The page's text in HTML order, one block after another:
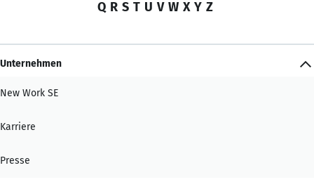
Q R S T U V W X Y Z
Unternehmen
New Work SE
Karriere
Presse